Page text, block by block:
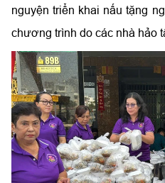
nguyện triển khai nấu tặng
chương trình do các nhà hảo